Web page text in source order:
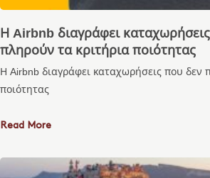
Η Airbnb διαγράφει
πληρούν τα κριτήρια ποιότητας
Η Airbnb διαγράφει καταχωρήσεις που δεν
ποιότητας
Read More